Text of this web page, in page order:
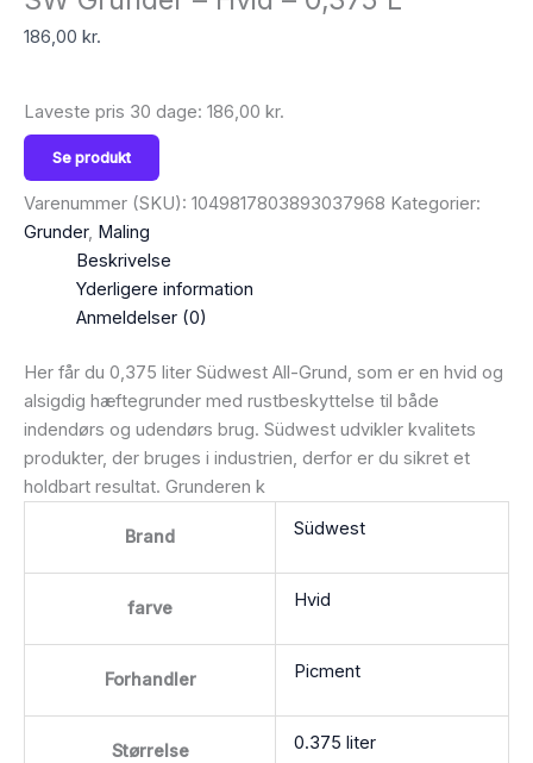
186,00 kr.
Laveste pris 30 dage: 186,00 kr.
Se produkt
Varenummer (SKU): 1049817803893037968 Kategorier:
Grunder, Maling
Beskrivelse
Yderligere information
Anmeldelser (0)
Her får du 0,375 liter Südwest All-Grund, som er en hvid og
alsigdig hæftegrunder med rustbeskyttelse til både
indendørs og udendørs brug. Südwest udvikler kvalitets
produkter, der bruges i industrien, derfor er du sikret et
holdbart resultat. Grunderen k
Brand Südwest
farve Hvid
Forhandler Picment
Størrelse 0.375 liter